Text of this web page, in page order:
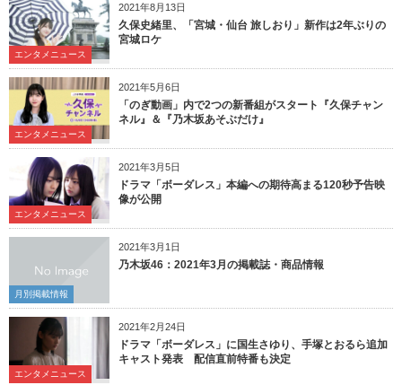
2021年8月13日
エンタメニュース
久保史緒里、「宮城・仙台 旅しおり」新作は2年ぶりの
宮城ロケ
2021年5月6日
エンタメニュース
「のぎ動画」内で2つの新番組がスタート『久保チャン
ネル』＆『乃木坂あそぶだけ』
2021年3月5日
エンタメニュース
ドラマ「ボーダレス」本編への期待高まる120秒予告映
像が公開
2021年3月1日
月別掲載情報
乃木坂46：2021年3月の掲載誌・商品情報
2021年2月24日
エンタメニュース
ドラマ「ボーダレス」に国生さゆり、手塚とおるら追加
キャスト発表 配信直前特番も決定